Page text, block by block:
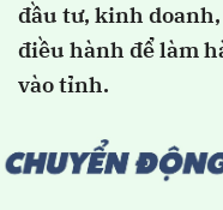
đầu tư, kinh
điều hành để làm
vào tỉnh.